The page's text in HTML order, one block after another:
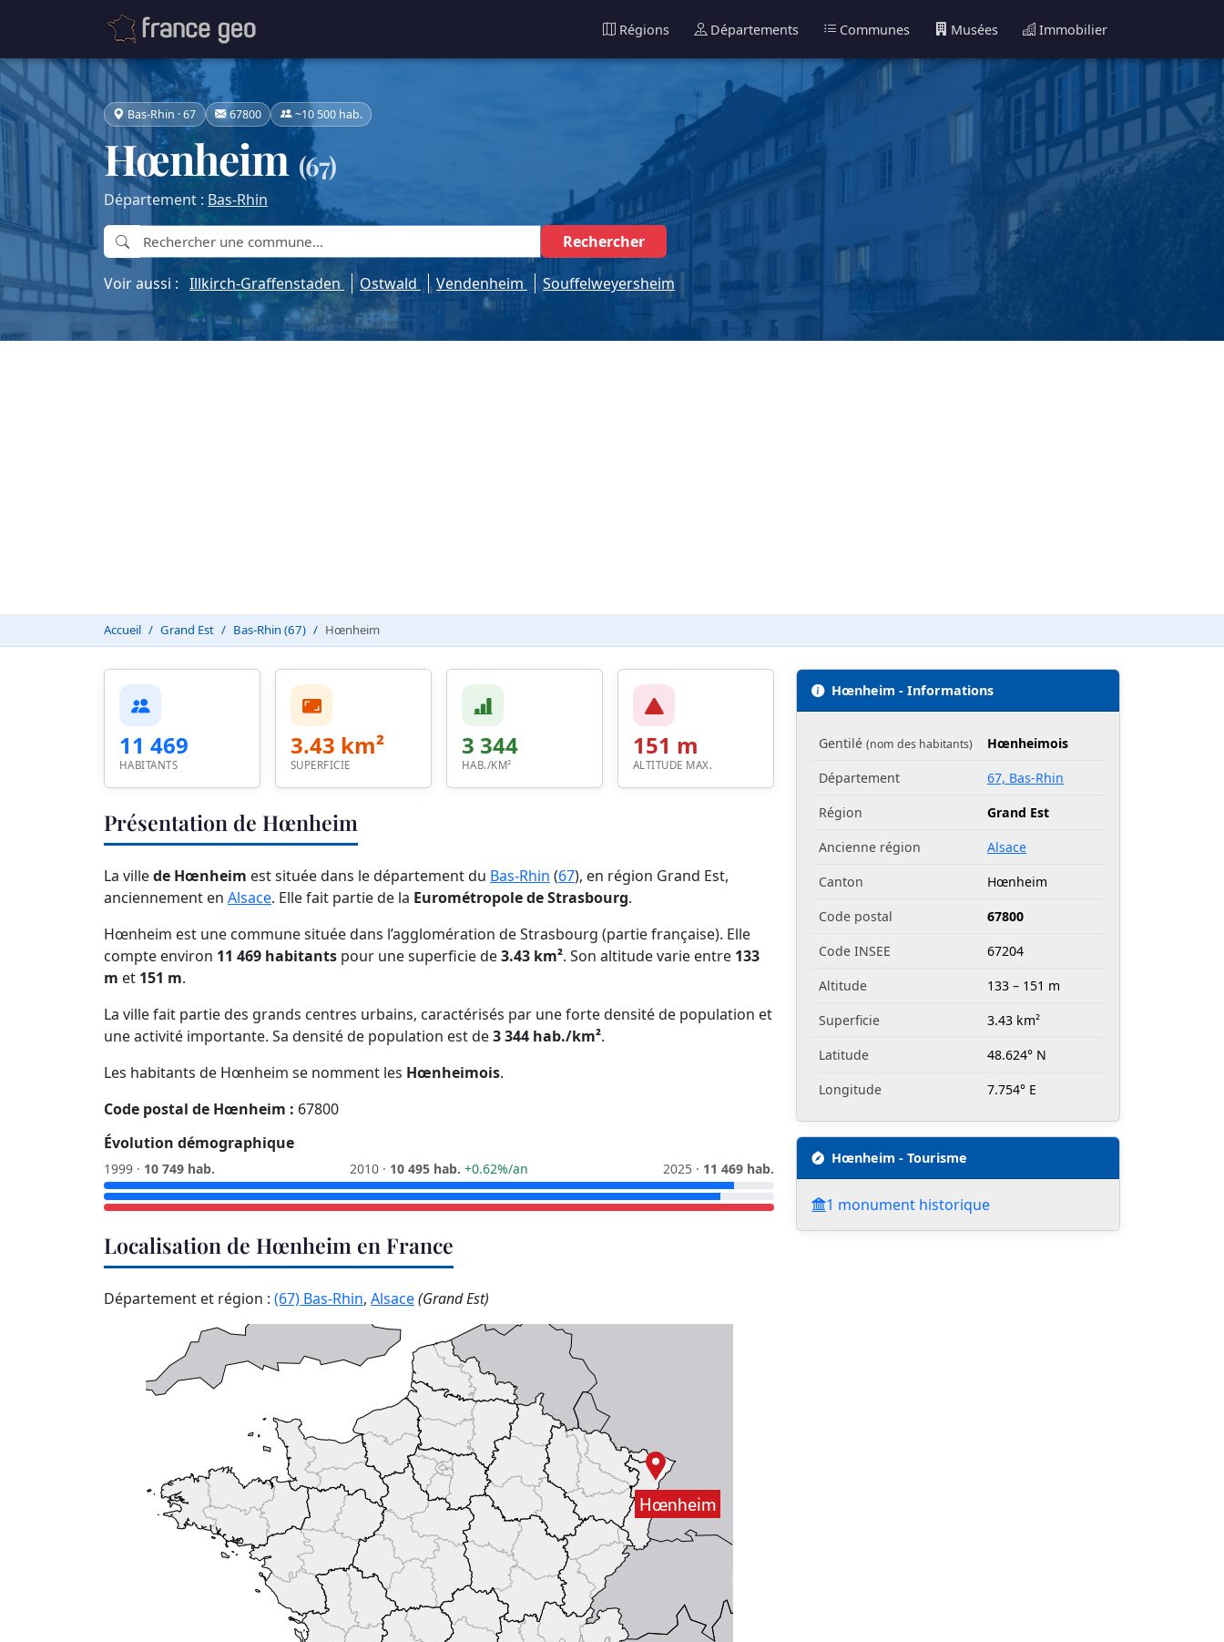
Régions Départements Communes Musées Immobilier
Bas-Rhin · 67 67800 ~10 500 hab.
Hœnheim (67)
Département : Bas-Rhin
Rechercher
Voir aussi : Illkirch-Graffenstaden Ostwald Vendenheim Souffelweyersheim
Accueil Grand Est Bas-Rhin (67) Hœnheim
11 469
HABITANTS
3.43 km²
SUPERFICIE
3 344
HAB./KM²
151 m
ALTITUDE MAX.
Présentation de Hœnheim
La villede Hœnheim est située dans le département du Bas-Rhin (67), en région Grand Est,
anciennement en Alsace. Elle fait partie de la Eurométropole de Strasbourg.
Hœnheim est une commune située dans l’agglomération de Strasbourg (partie française). Elle
compte environ 11 469 habitants pour une superficie de3.43 km². Son altitude varie entre 133
m et 151 m.
La ville fait partie des grands centres urbains, caractérisés par une forte densité de population et
une activité importante. Sa densité de population est de3 344 hab./km².
Les habitants de Hœnheim se nomment les Hœnheimois.
Code postal de Hœnheim : 67800
Évolution démographique
1999 · 10 749 hab. 2010 · 10 495 hab. +0.62%/an 2025 · 11 469 hab.
Localisation de Hœnheim en France
Département et région : (67) Bas-Rhin, Alsace(Grand Est)
Hœnheim - Informations
Gentilé (nom des habitants)
Hœnheimois
Département
67, Bas-Rhin
Région
Grand Est
Ancienne région
Alsace
Canton
Hœnheim
Code postal
67800
Code INSEE
67204
Altitude
133 – 151 m
Superficie
3.43 km²
Latitude
48.624° N
Longitude
7.754° E
Hœnheim - Tourisme
1 monument historique